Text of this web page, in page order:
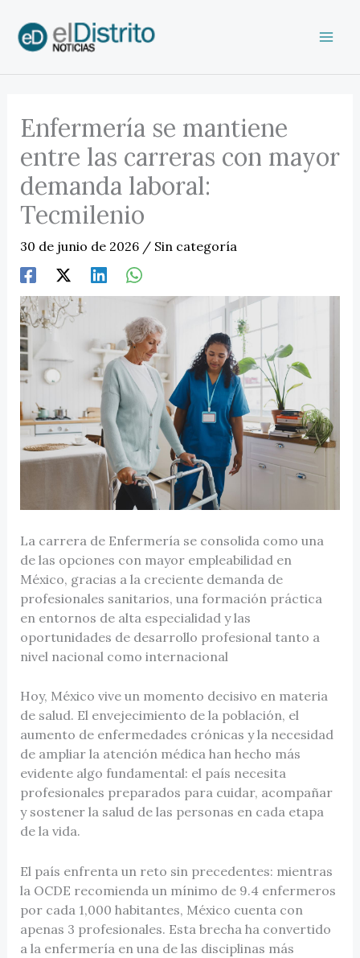
contenido
Enfermería se mantiene
entre las carreras con mayor
demanda laboral:
Tecmilenio
30 de junio de 2026 / Sin categoría
La carrera de Enfermería se consolida como una
de las opciones con mayor empleabilidad en
México, gracias a la creciente demanda de
profesionales sanitarios, una formación práctica
en entornos de alta especialidad y las
oportunidades de desarrollo profesional tanto a
nivel nacional como internacional
Hoy, México vive un momento decisivo en materia
de salud. El envejecimiento de la población, el
aumento de enfermedades crónicas y la necesidad
de ampliar la atención médica han hecho más
evidente algo fundamental: el país necesita
profesionales preparados para cuidar, acompañar
y sostener la salud de las personas en cada etapa
de la vida.
El país enfrenta un reto sin precedentes: mientras
la OCDE recomienda un mínimo de 9.4 enfermeros
por cada 1,000 habitantes, México cuenta con
apenas 3 profesionales. Esta brecha ha convertido
a la enfermería en una de las disciplinas más